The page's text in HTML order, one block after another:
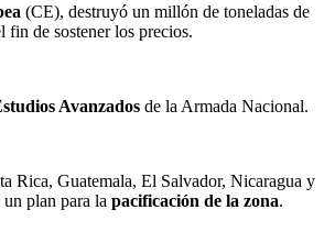
(CE), destruyó un millón de toneladas de
fin de sostener los precios.
Avanzados de la Armada Nacional.
Rica, Guatemala, El Salvador, Nicaragua y
plan para la pacificación de la zona.